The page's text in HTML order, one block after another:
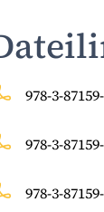
978-3-
978-3-
978-3-